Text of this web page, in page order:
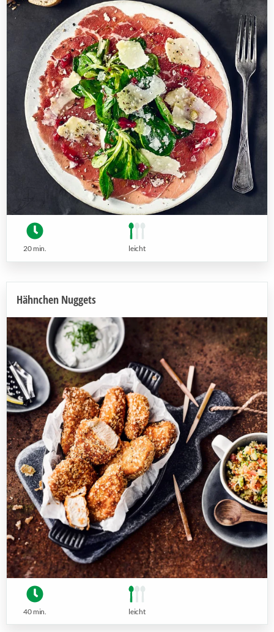
20 min. leicht
Hähnchen Nuggets
40 min. leicht